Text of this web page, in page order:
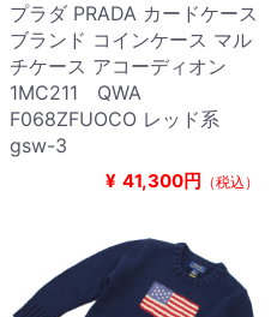
プラダ PRADA カードケース
ブランド コインケース マル
チケース アコーディオン
1MC211 QWA
F068ZFUOCO レッド系
gsw-3
¥ 41,300円 （税込）